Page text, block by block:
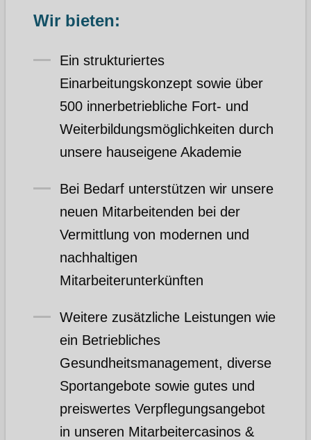
Wir bieten:
Ein strukturiertes
Einarbeitungskonzept sowie über
500 innerbetriebliche Fort- und
Weiterbildungsmöglichkeiten durch
unsere hauseigene Akademie
Bei Bedarf unterstützen wir unsere
neuen Mitarbeitenden bei der
Vermittlung von modernen und
nachhaltigen
Mitarbeiterunterkünften
Weitere zusätzliche Leistungen wie
ein Betriebliches
Gesundheitsmanagement, diverse
Sportangebote sowie gutes und
preiswertes Verpflegungsangebot
in unseren Mitarbeitercasinos &